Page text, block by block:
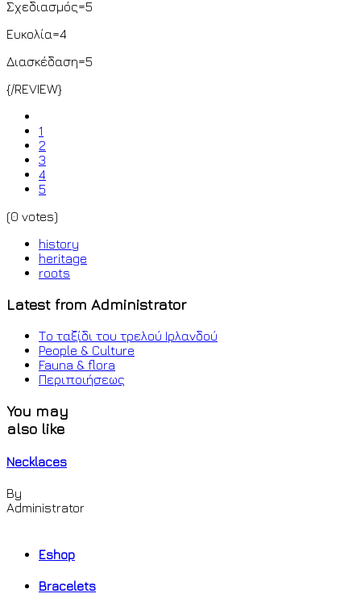
Σχεδιασμός=5
Ευκολία=4
Διασκέδαση=5
{/REVIEW}
1
2
3
4
5
(0 votes)
history
heritage
roots
Latest from Administrator
Το ταξίδι του τρελού Ιρλανδού
People & Culture
Fauna & flora
Περιποιήσεως
You may
also like
Necklaces
By
Administrator
Eshop
Bracelets